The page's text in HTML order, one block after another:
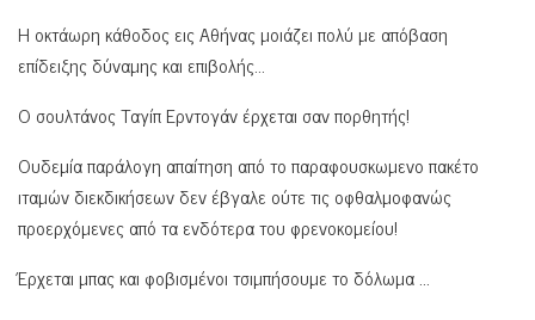
Η οκτάωρη κάθοδος εις Αθήνας μοιάζει πολύ με απόβαση
επίδειξης δύναμης και επιβολής…
Ο σουλτάνος Ταγίπ Ερντογάν έρχεται σαν πορθητής!
Ουδεμία παράλογη απαίτηση από το παραφουσκωμενο πακέτο
ιταμών διεκδικήσεων δεν έβγαλε ούτε τις οφθαλμοφανώς
προερχόμενες από τα ενδότερα του φρενοκομείου!
Έρχεται μπας και φοβισμένοι τσιμπήσουμε το δόλωμα …